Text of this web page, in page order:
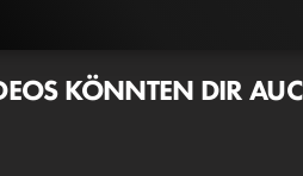
KÖNNTEN DIR